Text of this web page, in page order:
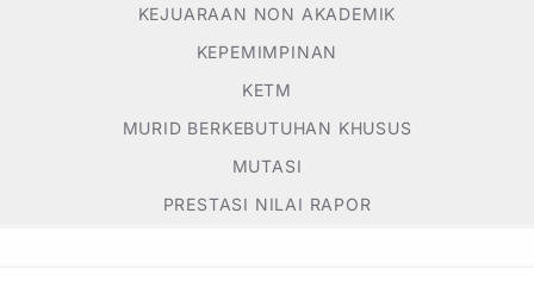
KEJUARAAN NON AKADEMIK
KEPEMIMPINAN
KETM
MURID BERKEBUTUHAN KHUSUS
MUTASI
PRESTASI NILAI RAPOR